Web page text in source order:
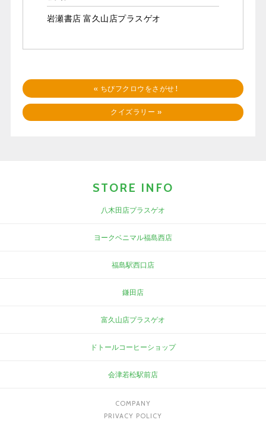
岩瀬書店 富久山店プラスゲオ
« ちびフクロウをさがせ！
クイズラリー »
STORE INFO
八木田店プラスゲオ
ヨークベニマル福島西店
福島駅西口店
鎌田店
富久山店プラスゲオ
ドトールコーヒーショップ
会津若松駅前店
COMPANY
PRIVACY POLICY